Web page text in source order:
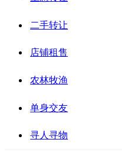
二手转让
店铺租售
农林牧渔
单身交友
寻人寻物